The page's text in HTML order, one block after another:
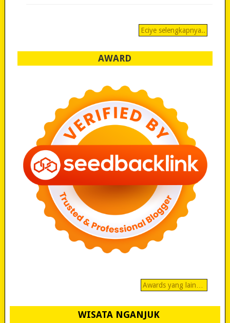
Eciye selengkapnya..
AWARD
Awards yang lain…
WISATA NGANJUK